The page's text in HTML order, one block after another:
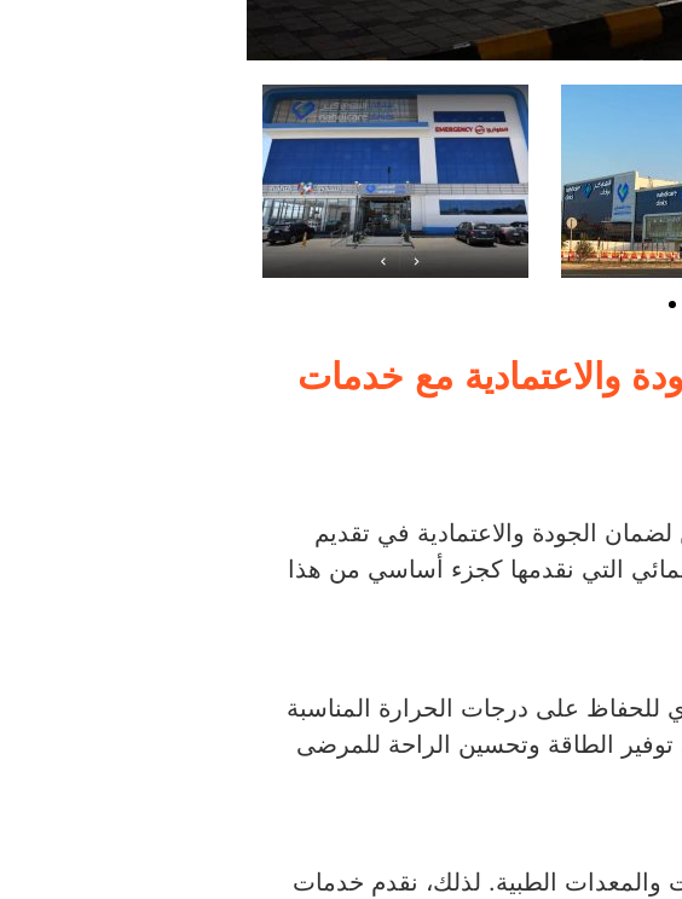
والاعتمادية مع خدمات
الجودة والاعتمادية في تقديم
التي نقدمها كجزء أساسي من هذا
للحفاظ على درجات الحرارة المناسبة
الطاقة وتحسين الراحة للمرضى
والمعدات الطبية. لذلك، نقدم خدمات